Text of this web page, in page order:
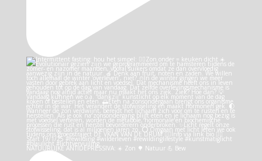
NATUURLIJKE ANTIDEPRESSIVA: ☀️ Zon 🌳 Natuur 💪 Bew